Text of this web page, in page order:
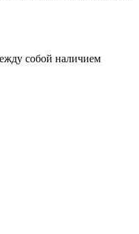
собой наличием